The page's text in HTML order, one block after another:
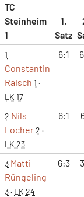
TC
Steinheim
1
1.
Satz
1
Constantin
Raisch 1 ·
LK 17
6:1
2 Nils
Locher2 ·
LK 23
6:1
3 Matti
Rüngeling
3· LK 24
6:3